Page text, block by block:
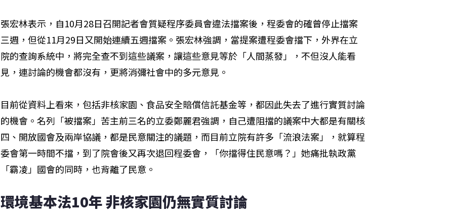
張宏林表示，自10月28日召開記者會質疑程序委員會違法擋案後，程委會的確曾停止擋案
三週，但從11月29日又開始連續五週擋案。張宏林強調，當提案遭程委會擋下，外界在立
院的查詢系統中，將完全查不到這些議案，讓這些意見等於「人間蒸發」，不但沒人能看
見，連討論的機會都沒有，更將消彌社會中的多元意見。
目前從資料上看來，包括非核家園、食品安全賠償信託基金等，都因此失去了進行實質討論
的機會。名列「被擋案」苦主前三名的立委鄭麗君強調，自己遭阻擋的議案中大都是有關核
四、開放國會及兩岸協議，都是民意關注的議題，而目前立院有許多「流浪法案」，就算程
委會第一時間不擋，到了院會後又再次退回程委會，「你擋得住民意嗎？」她痛批執政黨
「霸凌」國會的同時，也背離了民意。
環境基本法10年 非核家園仍無實質討論